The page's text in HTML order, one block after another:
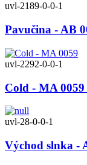
uvl-2189-0-0-1
Pavučina - AB
uvl-2292-0-0-1
Cold - MA 0059
uvl-28-0-0-1
Východ slnka -